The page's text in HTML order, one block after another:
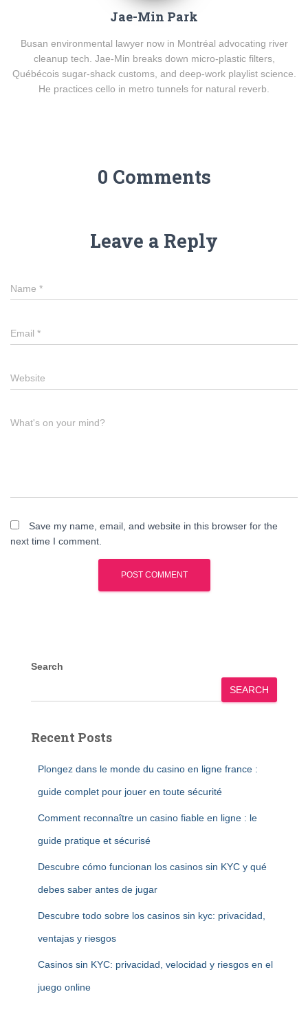
Jae-Min Park
Busan environmental lawyer now in Montréal advocating river
cleanup tech. Jae-Min breaks down micro-plastic filters,
Québécois sugar-shack customs, and deep-work playlist science.
He practices cello in metro tunnels for natural reverb.
0 Comments
Leave a Reply
Name *
Email *
Website
What's on your mind?
Save my name, email, and website in this browser for the
next time I comment.
Search
SEARCH
Recent Posts
Plongez dans le monde du casino en ligne france :
guide complet pour jouer en toute sécurité
Comment reconnaître un casino fiable en ligne : le
guide pratique et sécurisé
Descubre cómo funcionan los casinos sin KYC y qué
debes saber antes de jugar
Descubre todo sobre los casinos sin kyc: privacidad,
ventajas y riesgos
Casinos sin KYC: privacidad, velocidad y riesgos en el
juego online